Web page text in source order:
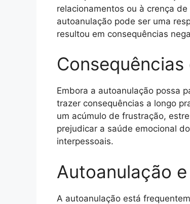
relacionamentos ou à crença
autoanulação pode ser uma
resultou em consequências
Embora a autoanulação possa
trazer consequências a longo
um acúmulo de frustração,
prejudicar a saúde emocional
interpessoais.
Autoanulação
A autoanulação está